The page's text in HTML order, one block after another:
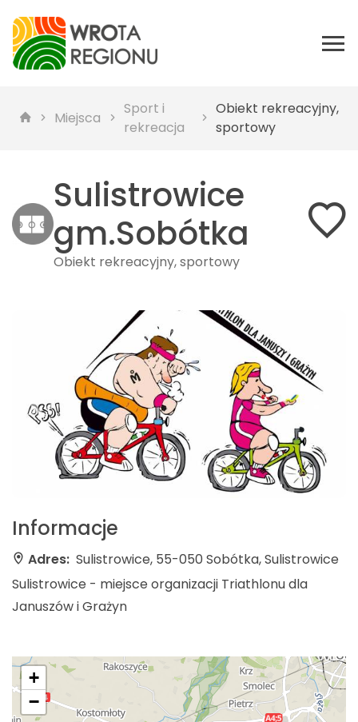
Miejsca
Sport i
rekreacja
Obiekt rekreacyjny,
sportowy
Sulistrowice
gm.Sobótka
Obiekt rekreacyjny, sportowy
Informacje
Adres: Sulistrowice, 55-050 Sobótka, Sulistrowice
Sulistrowice - miejsce organizacji Triathlonu dla
Januszów i Grażyn
+
−